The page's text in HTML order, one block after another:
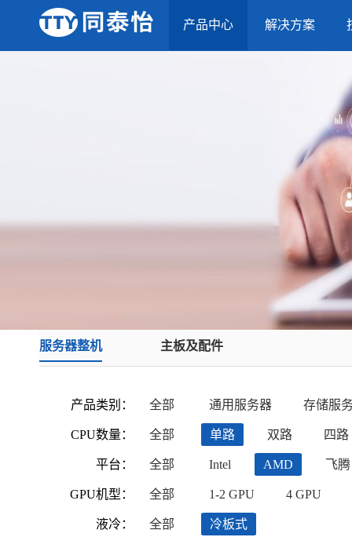
产品中心 解决方案
服务器整机 主板及配件
产品类别：
CPU数量：
平台：
GPU机型：
液冷：
全部 通用服务器 存储服
全部 单路 双路 四路
全部 Intel AMD 飞腾
全部 1-2 GPU 4 GPU
全部 冷板式